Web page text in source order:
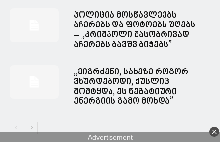
პოლიცია მოსწავლეებს
აჩერებს და ფოტოებს უღებს
– ,,კრიმპოლი მასობრივად
აჩერებს ბავშვ ბიჭებს”
,,ვიგრძენი, სახეზე როგორ
ვხურდებოდი, ქუსლიც
მომტყდა, ეს ნეგატიური
ენერგიის გამო მოხდა”